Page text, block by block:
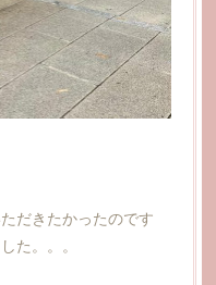
だきたかったのです
た。。。